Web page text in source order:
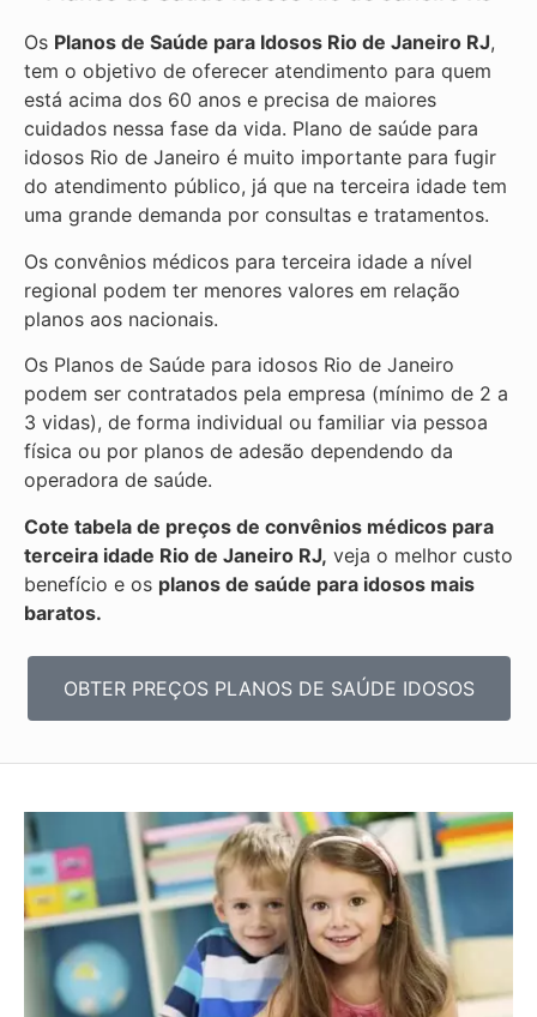
Os Planos de Saúde para Idosos Rio de Janeiro RJ,
tem o objetivo de oferecer atendimento para quem
está acima dos 60 anos e precisa de maiores
cuidados nessa fase da vida. Plano de saúde para
idosos Rio de Janeiro é muito importante para fugir
do atendimento público, já que na terceira idade tem
uma grande demanda por consultas e tratamentos.
Os convênios médicos para terceira idade a nível
regional podem ter menores valores em relação
planos aos nacionais.
Os Planos de Saúde para idosos Rio de Janeiro
podem ser contratados pela empresa (mínimo de 2 a
3 vidas), de forma individual ou familiar via pessoa
física ou por planos de adesão dependendo da
operadora de saúde.
Cote tabela de preços de convênios médicos para
terceira idade Rio de Janeiro RJ, veja o melhor custo
benefício e os planos de saúde para idosos mais
baratos.
OBTER PREÇOS PLANOS DE SAÚDE IDOSOS